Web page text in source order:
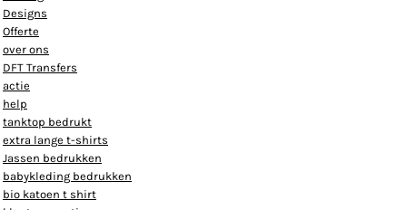
Designs
Offerte
over ons
DFT Transfers
actie
help
tanktop bedrukt
extra lange t-shirts
Jassen bedrukken
babykleding bedrukken
bio katoen t shirt